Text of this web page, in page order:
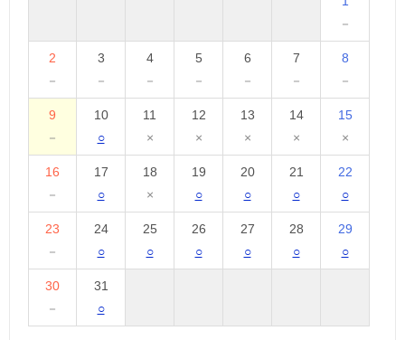
－
2
－
3
－
4
－
5
－
6
－
7
－
8
－
9
－
10
○
11
×
12
×
13
×
14
×
15
×
16
－
17
○
18
×
19
○
20
○
21
○
22
○
23
－
24
○
25
○
26
○
27
○
28
○
29
○
30
－
31
○